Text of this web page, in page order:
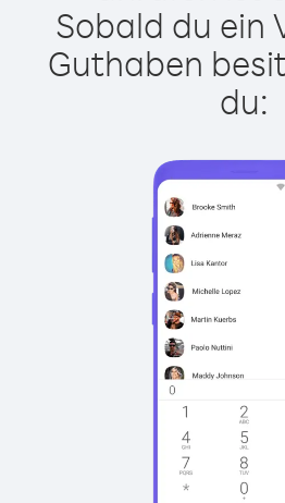
Sobald du ein
Guthaben
du: